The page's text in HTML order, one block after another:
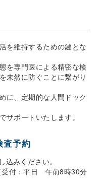
を維持するための鍵とな
を専門医による精密な検
未然に防ぐことに繋がり
に、定期的な人間ドック
サポートいたします。
査予約
込みください。
受付：平日 午前8時30分